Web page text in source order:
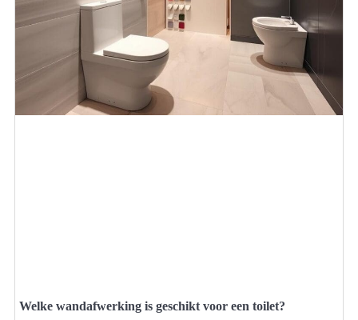
Welke wandafwerking is geschikt voor een toilet?